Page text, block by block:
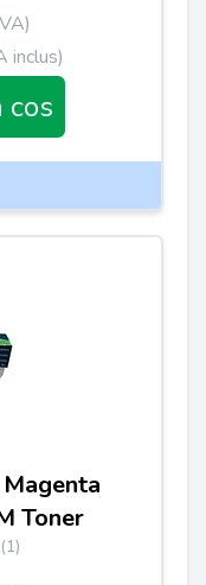
inclus)
cos
Toner
(1)